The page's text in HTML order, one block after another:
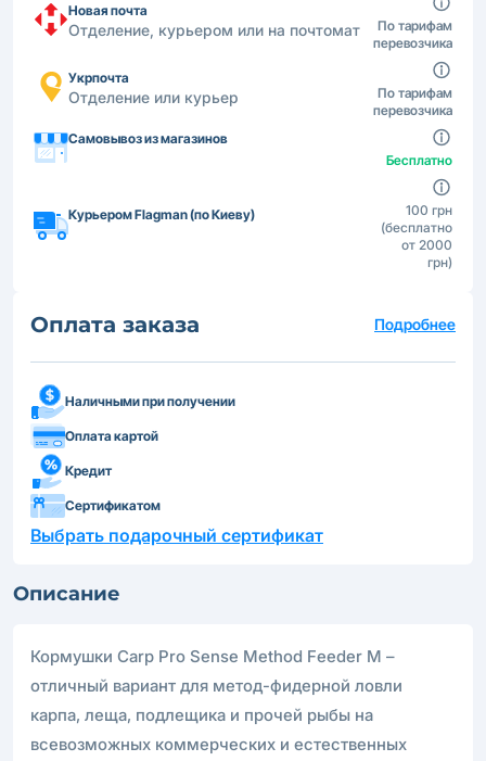
Новая почта
Отделение, курьером или на почтомат
По тарифам
перевозчика
Укрпочта
Отделение или курьер
По тарифам
перевозчика
Самовывоз из магазинов
Бесплатно
Курьером Flagman (по Киеву)
100 грн
(бесплатно
от 2000
грн)
Оплата заказа Подробнее
Наличными при получении
Оплата картой
Кредит
Сертификатом
Выбрать подарочный сертификат
Описание
Кормушки Carp Pro Sense Method Feeder M –
отличный вариант для метод-фидерной ловли
карпа, леща, подлещика и прочей рыбы на
всевозможных коммерческих и естественных